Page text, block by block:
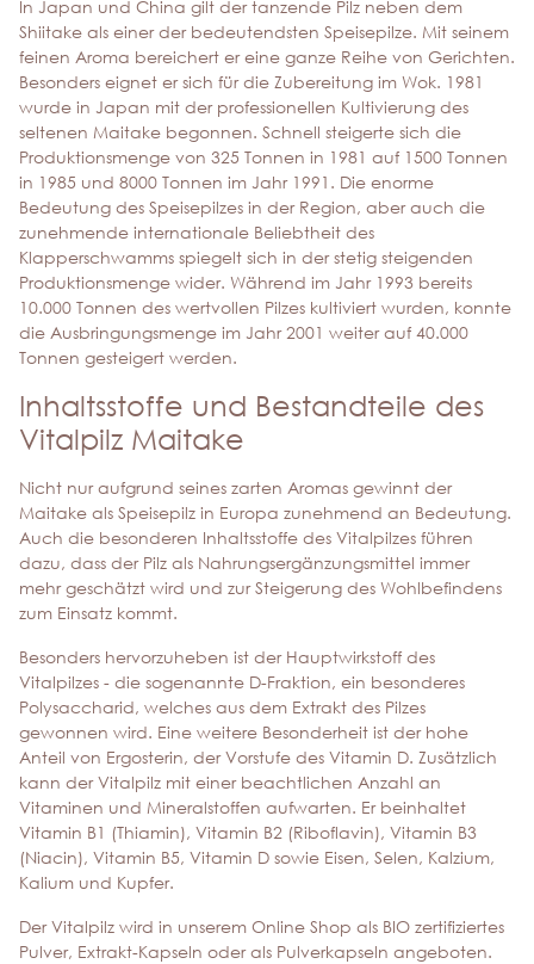
In Japan und China gilt der tanzende Pilz neben dem
Shiitake als einer der bedeutendsten Speisepilze. Mit seinem
feinen Aroma bereichert er eine ganze Reihe von Gerichten.
Besonders eignet er sich für die Zubereitung im Wok. 1981
wurde in Japan mit der professionellen Kultivierung des
seltenen Maitake begonnen. Schnell steigerte sich die
Produktionsmenge von 325 Tonnen in 1981 auf 1500 Tonnen
in 1985 und 8000 Tonnen im Jahr 1991. Die enorme
Bedeutung des Speisepilzes in der Region, aber auch die
zunehmende internationale Beliebtheit des
Klapperschwamms spiegelt sich in der stetig steigenden
Produktionsmenge wider. Während im Jahr 1993 bereits
10.000 Tonnen des wertvollen Pilzes kultiviert wurden, konnte
die Ausbringungsmenge im Jahr 2001 weiter auf 40.000
Tonnen gesteigert werden.
Inhaltsstoffe und Bestandteile des
Vitalpilz Maitake
Nicht nur aufgrund seines zarten Aromas gewinnt der
Maitake als Speisepilz in Europa zunehmend an Bedeutung.
Auch die besonderen Inhaltsstoffe des Vitalpilzes führen
dazu, dass der Pilz als Nahrungsergänzungsmittel immer
mehr geschätzt wird und zur Steigerung des Wohlbefindens
zum Einsatz kommt.
Besonders hervorzuheben ist der Hauptwirkstoff des
Vitalpilzes - die sogenannte D-Fraktion, ein besonderes
Polysaccharid, welches aus dem Extrakt des Pilzes
gewonnen wird. Eine weitere Besonderheit ist der hohe
Anteil von Ergosterin, der Vorstufe des Vitamin D. Zusätzlich
kann der Vitalpilz mit einer beachtlichen Anzahl an
Vitaminen und Mineralstoffen aufwarten. Er beinhaltet
Vitamin B1 (Thiamin), Vitamin B2 (Riboflavin), Vitamin B3
(Niacin), Vitamin B5, Vitamin D sowie Eisen, Selen, Kalzium,
Kalium und Kupfer.
Der Vitalpilz wird in unserem Online Shop als BIO zertifiziertes
Pulver, Extrakt-Kapseln oder als Pulverkapseln angeboten.